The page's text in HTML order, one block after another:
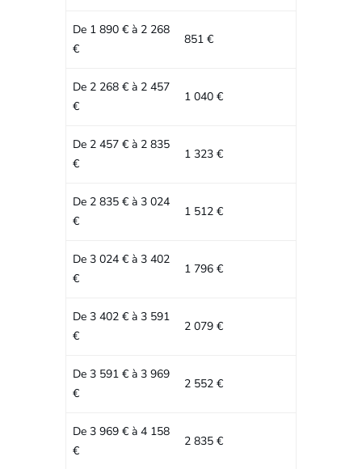
De 1 890 € à 2 268
€
851 €
De 2 268 € à 2 457
€
1 040 €
De 2 457 € à 2 835
€
1 323 €
De 2 835 € à 3 024
€
1 512 €
De 3 024 € à 3 402
€
1 796 €
De 3 402 € à 3 591
€
2 079 €
De 3 591 € à 3 969
€
2 552 €
De 3 969 € à 4 158
€
2 835 €